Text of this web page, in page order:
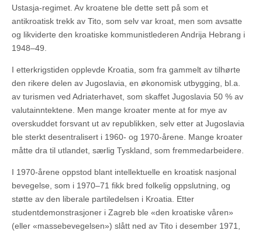
Ustasja-regimet. Av kroatene ble dette sett på som et
antikroatisk trekk av Tito, som selv var kroat, men som avsatte
og likviderte den kroatiske kommunistlederen Andrija Hebrang i
1948–49.
I etterkrigstiden opplevde Kroatia, som fra gammelt av tilhørte
den rikere delen av Jugoslavia, en økonomisk utbygging, bl.a.
av turismen ved Adriaterhavet, som skaffet Jugoslavia 50 % av
valutainntektene. Men mange kroater mente at for mye av
overskuddet forsvant ut av republikken, selv etter at Jugoslavia
ble sterkt desentralisert i 1960- og 1970-årene. Mange kroater
måtte dra til utlandet, særlig Tyskland, som fremmedarbeidere.
I 1970-årene oppstod blant intellektuelle en kroatisk nasjonal
bevegelse, som i 1970–71 fikk bred folkelig oppslutning, og
støtte av den liberale partiledelsen i Kroatia. Etter
studentdemonstrasjoner i Zagreb ble «den kroatiske våren»
(eller «massebevegelsen») slått ned av Tito i desember 1971,